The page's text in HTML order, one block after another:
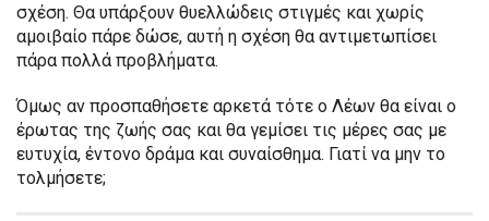
σχέση. Θα υπάρξουν θυελλώδεις στιγμές και χωρίς
αμοιβαίο πάρε δώσε, αυτή η σχέση θα αντιμετωπίσει
πάρα πολλά προβλήματα.
Όμως αν προσπαθήσετε αρκετά τότε ο Λέων θα είναι ο
έρωτας της ζωής σας και θα γεμίσει τις μέρες σας με
ευτυχία, έντονο δράμα και συναίσθημα. Γιατί να μην το
τολμήσετε;